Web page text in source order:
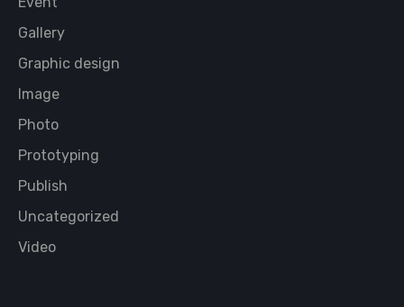
Gallery
Graphic design
Image
Photo
Prototyping
Publish
Uncategorized
Video